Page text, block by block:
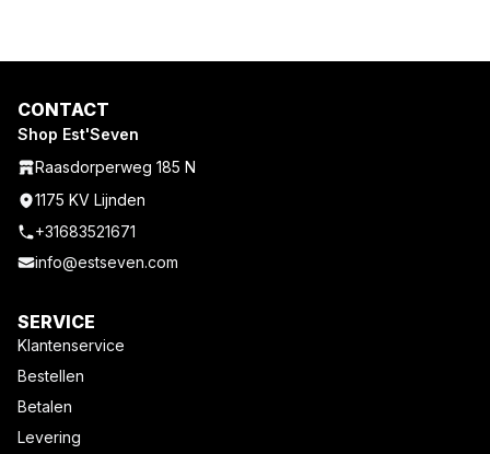
CONTACT
Shop Est'Seven
Raasdorperweg 185 N
1175 KV Lijnden
+31683521671
info@estseven.com
SERVICE
Klantenservice
Bestellen
Betalen
Levering